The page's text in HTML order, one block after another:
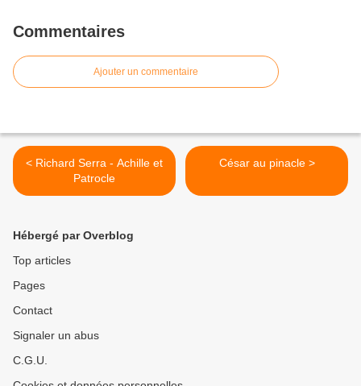
Commentaires
Ajouter un commentaire
< Richard Serra - Achille et
Patrocle
César au pinacle >
Hébergé par Overblog
Top articles
Pages
Contact
Signaler un abus
C.G.U.